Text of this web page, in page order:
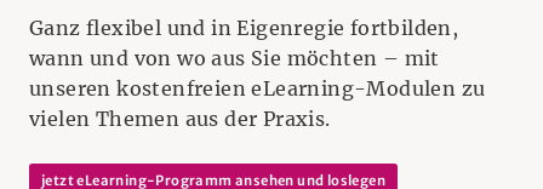
Ganz flexibel und in Eigenregie fortbilden,
wann und von wo aus Sie möchten – mit
unseren kostenfreien eLearning-Modulen zu
vielen Themen aus der Praxis.
jetzt eLearning-Programm ansehen und loslegen